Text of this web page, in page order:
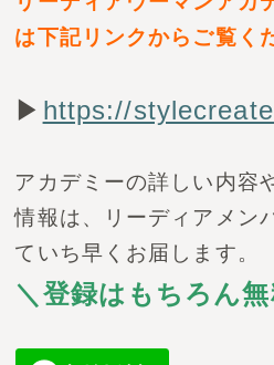
は下記リンクからご覧く
▶ https://
アカデミーの詳しい内容
情報は、リーディアメン
ていち早くお届します。
＼登録はもちろん